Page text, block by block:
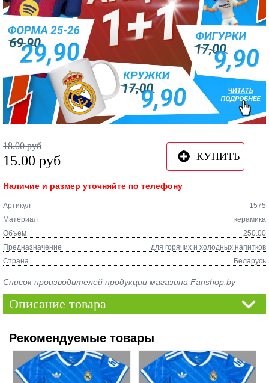
18.00 руб
15.00 руб КУПИТЬ
Наличие и размер уточняйте по телефону
Артикул
1575
Материал
керамика
Объем
250.00
Предназначение
для горячих и холодных напитков
Страна
Беларусь
Список производителей продукции магазина Fanshop.by
Описание товара
Рекомендуемые товары